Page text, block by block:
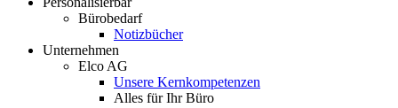
Bürobedarf
Notizbücher
Unternehmen
Elco AG
Unsere Kernkompetenzen
Alles für Ihr Büro